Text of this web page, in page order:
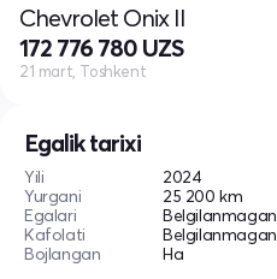
Egalik tarixi
Yili
2024
Yurgani
25 200 km
Egalari
Belgilanmagan
Kafolati
Belgilanmagan
Bojlangan
Ha
Chevrolet Onix II
172 776 780 UZS
21 mart, Toshkent